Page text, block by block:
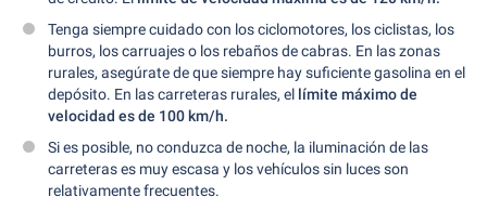
Tenga siempre cuidado con los ciclomotores, los ciclistas, los
burros, los carruajes o los rebaños de cabras. En las zonas
rurales, asegúrate de que siempre hay suficiente gasolina en el
depósito. En las carreteras rurales, el límite máximo de
velocidad es de 100 km/h.
Si es posible, no conduzca de noche, la iluminación de las
carreteras es muy escasa y los vehículos sin luces son
relativamente frecuentes.